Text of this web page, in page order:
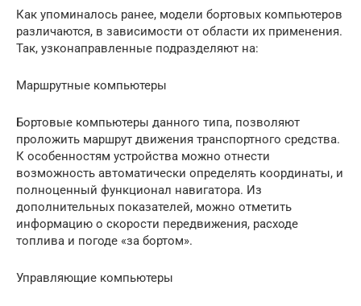
Как упоминалось ранее, модели бортовых компьютеров
различаются, в зависимости от области их применения.
Так, узконаправленные подразделяют на:
Маршрутные компьютеры
Бортовые компьютеры данного типа, позволяют
проложить маршрут движения транспортного средства.
К особенностям устройства можно отнести
возможность автоматически определять координаты, и
полноценный функционал навигатора. Из
дополнительных показателей, можно отметить
информацию о скорости передвижения, расходе
топлива и погоде «за бортом».
Управляющие компьютеры